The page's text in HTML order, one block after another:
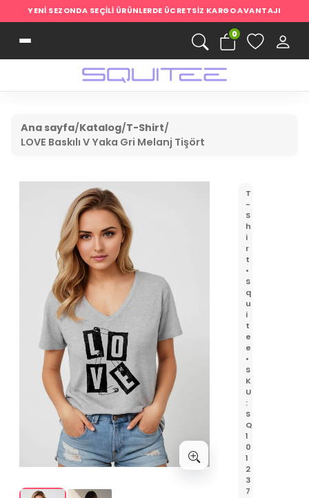
YENI SEZONDA SEÇILI ÜRÜNLERDE ÜCRETSIZ KARGO AVANTAJI
0
Ana sayfa/Katalog/T-Shirt/
LOVE Baskılı V Yaka Gri Melanj Tişört
Büyütmek için görsele
T
-
S
h
i
r
t
•
S
q
u
i
t
e
e
•
S
K
U
:
S
Q
1
0
1
2
3
7